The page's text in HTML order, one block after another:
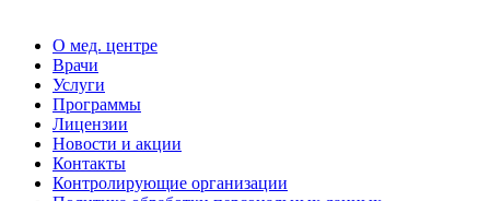
О мед. центре
Врачи
Услуги
Программы
Лицензии
Новости и акции
Контакты
Контролирующие организации